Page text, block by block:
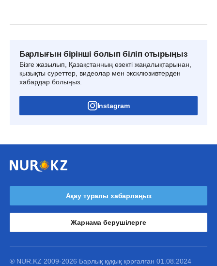
Барлығын бірінші болып біліп отырыңыз
Бізге жазылып, Қазақстанның өзекті жаңалықтарынан,
қызықты суреттер, видеолар мен эксклюзивтерден
хабардар болыңыз.
Instagram
Ақау туралы хабарлаңыз
Жарнама берушілерге
® NUR.KZ 2009-2026 Барлық құқық қорғалған 01.08.2024